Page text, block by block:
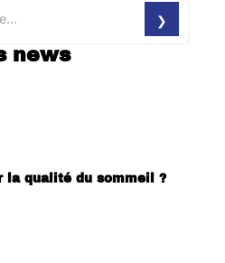
news
la qualité du sommeil ?